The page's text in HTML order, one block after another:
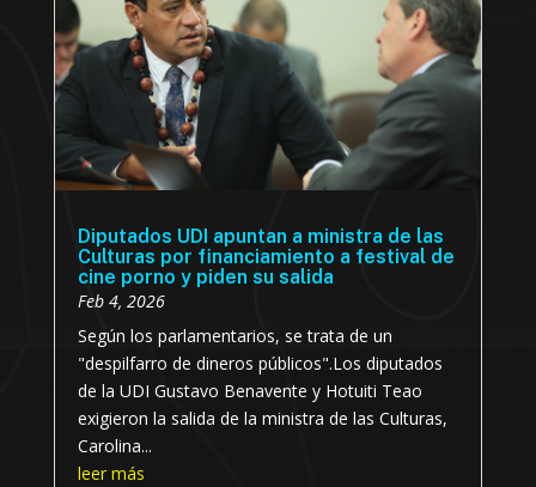
Diputados UDI apuntan a ministra de las
Culturas por financiamiento a festival de
cine porno y piden su salida
Feb 4, 2026
Según los parlamentarios, se trata de un
"despilfarro de dineros públicos".Los diputados
de la UDI Gustavo Benavente y Hotuiti Teao
exigieron la salida de la ministra de las Culturas,
Carolina...
leer más